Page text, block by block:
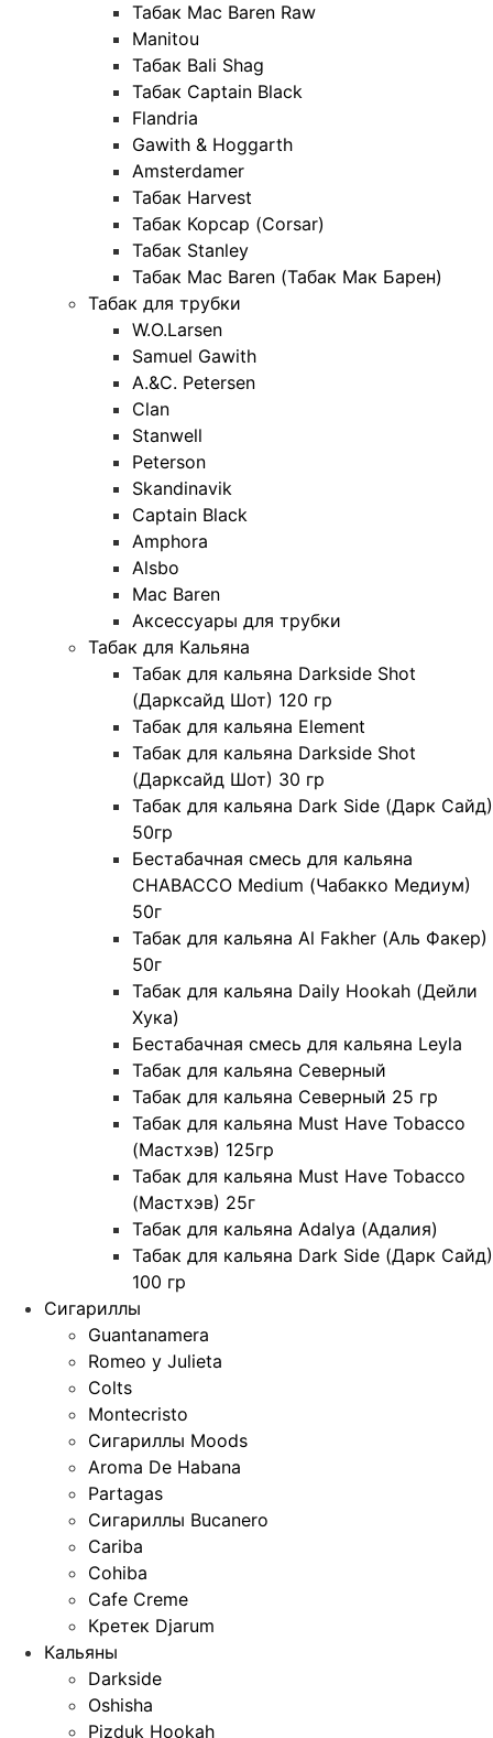
Табак Mac Baren Raw
Manitou
Табак Bali Shag
Табак Captain Black
Flandria
Gawith & Hoggarth
Amsterdamer
Табак Harvest
Табак Корсар (Corsar)
Табак Stanley
Табак Mac Baren (Табак Мак Барен)
Табак для трубки
W.O.Larsen
Samuel Gawith
A.&C. Petersen
Clan
Stanwell
Peterson
Skandinavik
Captain Black
Amphora
Alsbo
Mac Baren
Аксессуары для трубки
Табак для Кальяна
Табак для кальяна Darkside Shot
(Дарксайд Шот) 120 гр
Табак для кальяна Element
Табак для кальяна Darkside Shot
(Дарксайд Шот) 30 гр
Табак для кальяна Dark Side (Дарк Сайд)
50гр
Бестабачная смесь для кальяна
CHABACCO Medium (Чабакко Медиум)
50г
Табак для кальяна Al Fakher (Аль Факер)
50г
Табак для кальяна Daily Hookah (Дейли
Хука)
Бестабачная смесь для кальяна Leyla
Табак для кальяна Северный
Табак для кальяна Северный 25 гр
Табак для кальяна Must Have Tobacco
(Мастхэв) 125гр
Табак для кальяна Must Have Tobacco
(Мастхэв) 25г
Табак для кальяна Adalya (Адалия)
Табак для кальяна Dark Side (Дарк Сайд)
100 гр
Сигариллы
Guantanamera
Romeo y Julieta
Colts
Montecristo
Сигариллы Moods
Aroma De Habana
Partagas
Сигариллы Bucanero
Cariba
Cohiba
Cafe Creme
Кретек Djarum
Кальяны
Darkside
Oshisha
Pizduk Hookah